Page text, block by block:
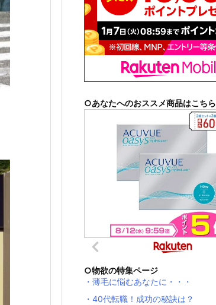
○あなたへのおススメ商品はこちら
○物欲の特集ページ
・薄毛に悩むあなたに・・・
・40代転職！成功の秘訣は？